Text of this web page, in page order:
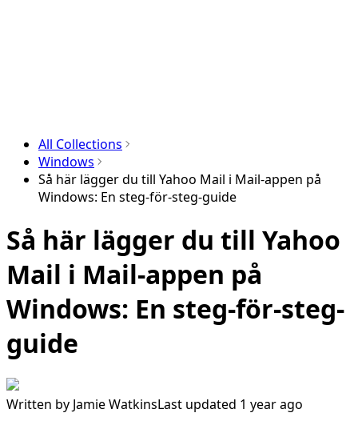
All Collections
Windows
Så här lägger du till Yahoo Mail i Mail-appen på
Windows: En steg-för-steg-guide
Så här lägger du till Yahoo
Mail i Mail-appen på
Windows: En steg-för-steg-
guide
Written by Jamie WatkinsLast updated 1 year ago